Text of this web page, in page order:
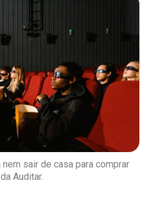
sair de casa para comprar
Auditar.